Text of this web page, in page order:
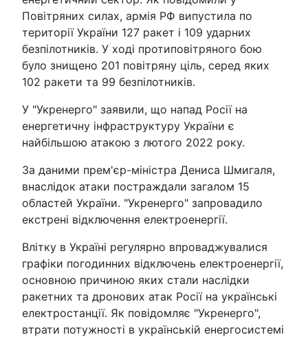
Повітряних силах, армія РФ випустила по
території України 127 ракет і 109 ударних
безпілотників. У ході протиповітряного бою
було знищено 201 повітряну ціль, серед яких
102 ракети та 99 безпілотників.
У "Укренерго" заявили, що напад Росії на
енергетичну інфраструктуру України є
найбільшою атакою з лютого 2022 року.
За даними прем'єр-міністра Дениса Шмигаля,
внаслідок атаки постраждали загалом 15
областей України. "Укренерго" запровадило
екстрені відключення електроенергії.
Влітку в Україні регулярно впроваджувалися
графіки погодинних відключень електроенергії,
основною причиною яких стали наслідки
ракетних та дронових атак Росії на українські
електростанції. Як повідомляє "Укренерго",
втрати потужності в українській енергосистемі